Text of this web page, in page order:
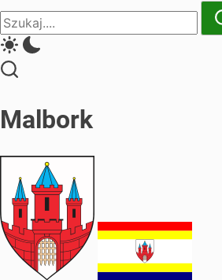
Close
Search
Malbork